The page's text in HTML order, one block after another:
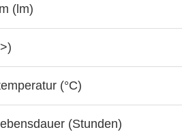
(lm)
(°C)
(Stunden)